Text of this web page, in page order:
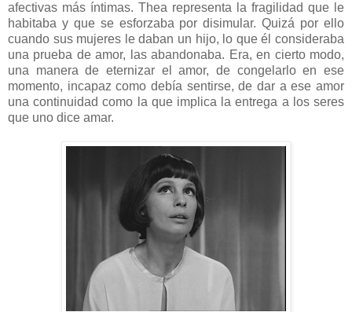
afectivas más íntimas. Thea representa la fragilidad que le
habitaba y que se esforzaba por disimular. Quizá por ello
cuando sus mujeres le daban un hijo, lo que él consideraba
una prueba de amor, las abandonaba. Era, en cierto modo,
una manera de eternizar el amor, de congelarlo en ese
momento, incapaz como debía sentirse, de dar a ese amor
una continuidad como la que implica la entrega a los seres
que uno dice amar.